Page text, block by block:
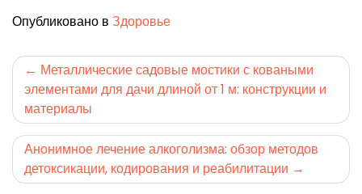
Опубликовано в Здоровье
Навигация
по
записям
Металлические садовые мостики с коваными
элементами для дачи длиной от 1 м: конструкции и
материалы
Анонимное лечение алкоголизма: обзор методов
детоксикации, кодирования и реабилитации